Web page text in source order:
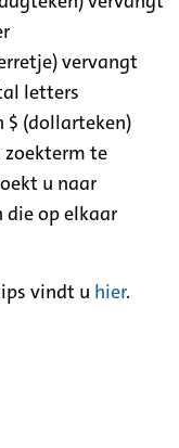
vervangt
letters
$ (dollarteken)
zoekterm te
u naar
die op elkaar
vindt u hier.